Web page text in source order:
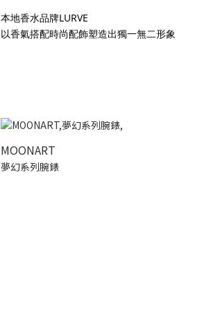
本地香水品牌LURVE
以香氣搭配時尚配飾塑造出獨一無二形象
MOONART
夢幻系列腕錶